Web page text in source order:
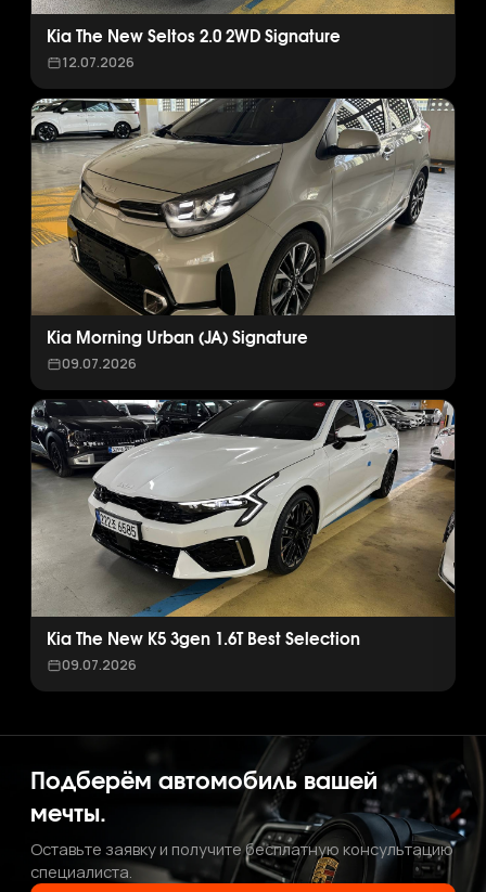
Kia The New Seltos 2.0 2WD Signature
12.07.2026
Kia Morning Urban (JA) Signature
09.07.2026
Kia The New K5 3gen 1.6T Best Selection
09.07.2026
Подберём автомобиль вашей
мечты.
Оставьте заявку и получите бесплатную консультацию
специалиста.